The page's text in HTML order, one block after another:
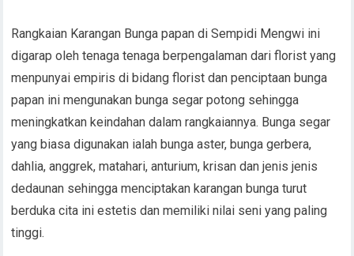
Rangkaian Karangan Bunga papan di Sempidi Mengwi ini
digarap oleh tenaga tenaga berpengalaman dari florist yang
menpunyai empiris di bidang florist dan penciptaan bunga
papan ini mengunakan bunga segar potong sehingga
meningkatkan keindahan dalam rangkaiannya. Bunga segar
yang biasa digunakan ialah bunga aster, bunga gerbera,
dahlia, anggrek, matahari, anturium, krisan dan jenis jenis
dedaunan sehingga menciptakan karangan bunga turut
berduka cita ini estetis dan memiliki nilai seni yang paling
tinggi.